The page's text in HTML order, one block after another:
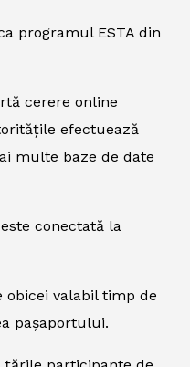
programul ESTA din
cerere online
efectuează
multe baze de date
conectată la
obicei valabil timp de
pașaportului.